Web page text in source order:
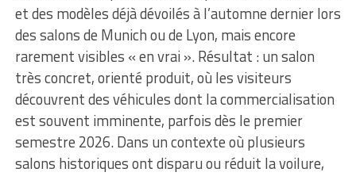
et des modèles déjà dévoilés à l’automne dernier lors
des salons de Munich ou de Lyon, mais encore
rarement visibles « en vrai ». Résultat : un salon
très concret, orienté produit, où les visiteurs
découvrent des véhicules dont la commercialisation
est souvent imminente, parfois dès le premier
semestre 2026. Dans un contexte où plusieurs
salons historiques ont disparu ou réduit la voilure,